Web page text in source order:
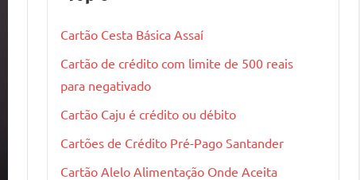
Cartão Cesta Básica Assaí
Cartão de crédito com limite de 500 reais
para negativado
Cartão Caju é crédito ou débito
Cartões de Crédito Pré-Pago Santander
Cartão Alelo Alimentação Onde Aceita